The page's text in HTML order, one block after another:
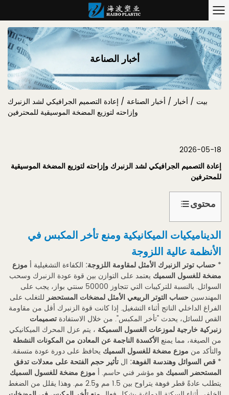
أخبار الصناعة
بيت / أخبار / أخبار الصناعة / إعادة التصميم الجرافيكي لشد الزنبرك
وإزاحته لتوزيع المضخة الموسيقية للمحترفين
2026-05-18
إعادة التصميم الجرافيكي لشد الزنبرك وإزاحته لتوزيع المضخة الموسيقية
للمحترفين
محتوى
1
الديناميكيات
الميكانيكية
ومنع
تأخر
المكبس
في
الأنظمة
عالية
اللزوجة
2
الديناميكيات الميكانيكية ومنع تأخر المكبس في
الأنظمة عالية اللزوجة
* حساب توتر الزنبرك الأمثل لمقاومة اللزوجة: الكفاءة التشغيلية أ موزع
مضخة للغسول السميك يعتمد على التوازن بين قوة عودة الزنبرك وسحب
السوائل. بالنسبة للتركيبات التي تتجاوز 50000 سنتي بواز، يجب على
المهندسين حساب التوتر الربيعي الأمثل لمضخات المستحضرللتغلب على
الفراغ الداخلي الناتج أثناء التشغيل. إذا كانت قوة الزنبرك أقل من مقاومة
القص للسائل، يحدث "تأخر المكبس". من خلال الاستفادة تصميمات
زنبركية خارجية لموزعات الغسول السميكة ، يتم عزل المحرك الميكانيكي
من الصيغة، مما يمنعالأكسدة الناجمة عن المعادن من المكونات النشطة
والتأكد من موزع مضخة للغسول السميك يحافظ على دورة عودة متسقة.
* قص السوائل وهندسة الفوهة: ال تأثير حجم الفتحة على معدلات تدفق
المستحضر السميك هو مؤشر فني حاسم. أ موزع مضخة للغسول السميك
يتطلب عادةً قطر فوهة يتراوح بين 1.5 مم و2.5 مم. وهذا يقلل من الضغط